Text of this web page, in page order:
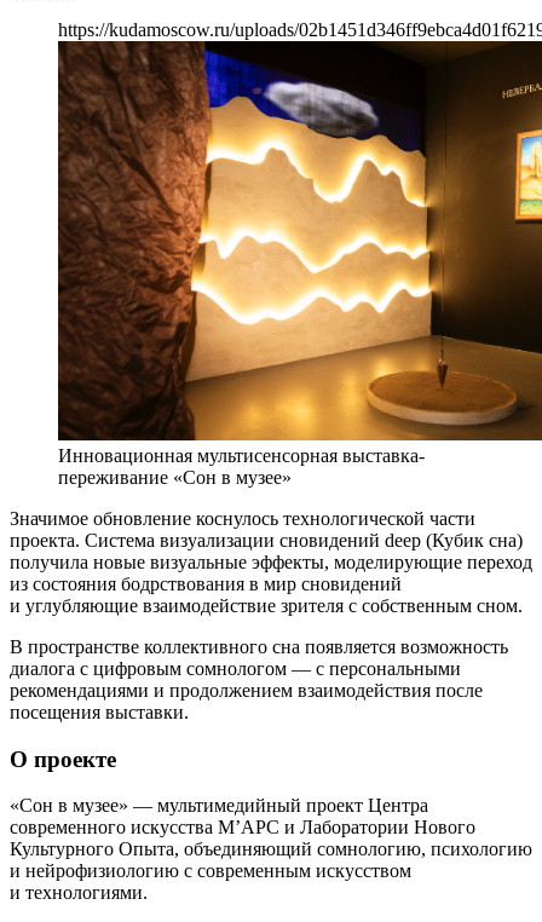
https://kudamoscow.ru/uploads/
Инновационная мультисенсорная выставка-
переживание «Сон в музее»
Значимое обновление коснулось технологической части
проекта. Система визуализации сновидений deep (Кубик сна)
получила новые визуальные эффекты, моделирующие переход
из состояния бодрствования в мир сновидений
и углубляющие взаимодействие зрителя с собственным сном.
В пространстве коллективного сна появляется возможность
диалога с цифровым сомнологом — с персональными
рекомендациями и продолжением взаимодействия после
посещения выставки.
О проекте
«Сон в музее» — мультимедийный проект Центра
современного искусства М’АРС и Лаборатории Нового
Культурного Опыта, объединяющий сомнологию, психологию
и нейрофизиологию с современным искусством
и технологиями.